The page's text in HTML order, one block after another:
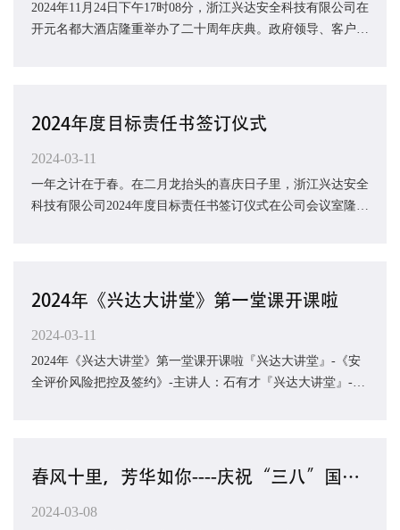
2024年11月24日下午17时08分，浙江兴达安全科技有限公司在
开元名都大酒店隆重举办了二十周年庆典。政府领导、客户、
2024年度目标责任书签订仪式
2024-03-11
一年之计在于春。在二月龙抬头的喜庆日子里，浙江兴达安全
科技有限公司2024年度目标责任书签订仪式在公司会议室隆重
2024年《兴达大讲堂》第一堂课开课啦
2024-03-11
2024年《兴达大讲堂》第一堂课开课啦『兴达大讲堂』-《安
全评价风险把控及签约》-主讲人：石有才『兴达大讲堂』-
春风十里，芳华如你----庆祝“三八”国际劳动妇女节
2024-03-08